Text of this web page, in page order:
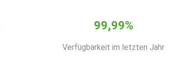
99,99%
Verfügbarkeit im letzten Jahr